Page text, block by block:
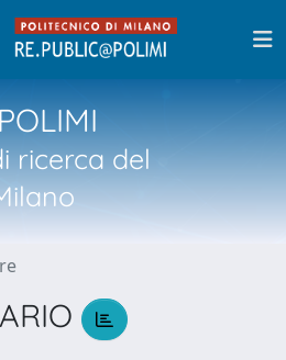
ricerca del